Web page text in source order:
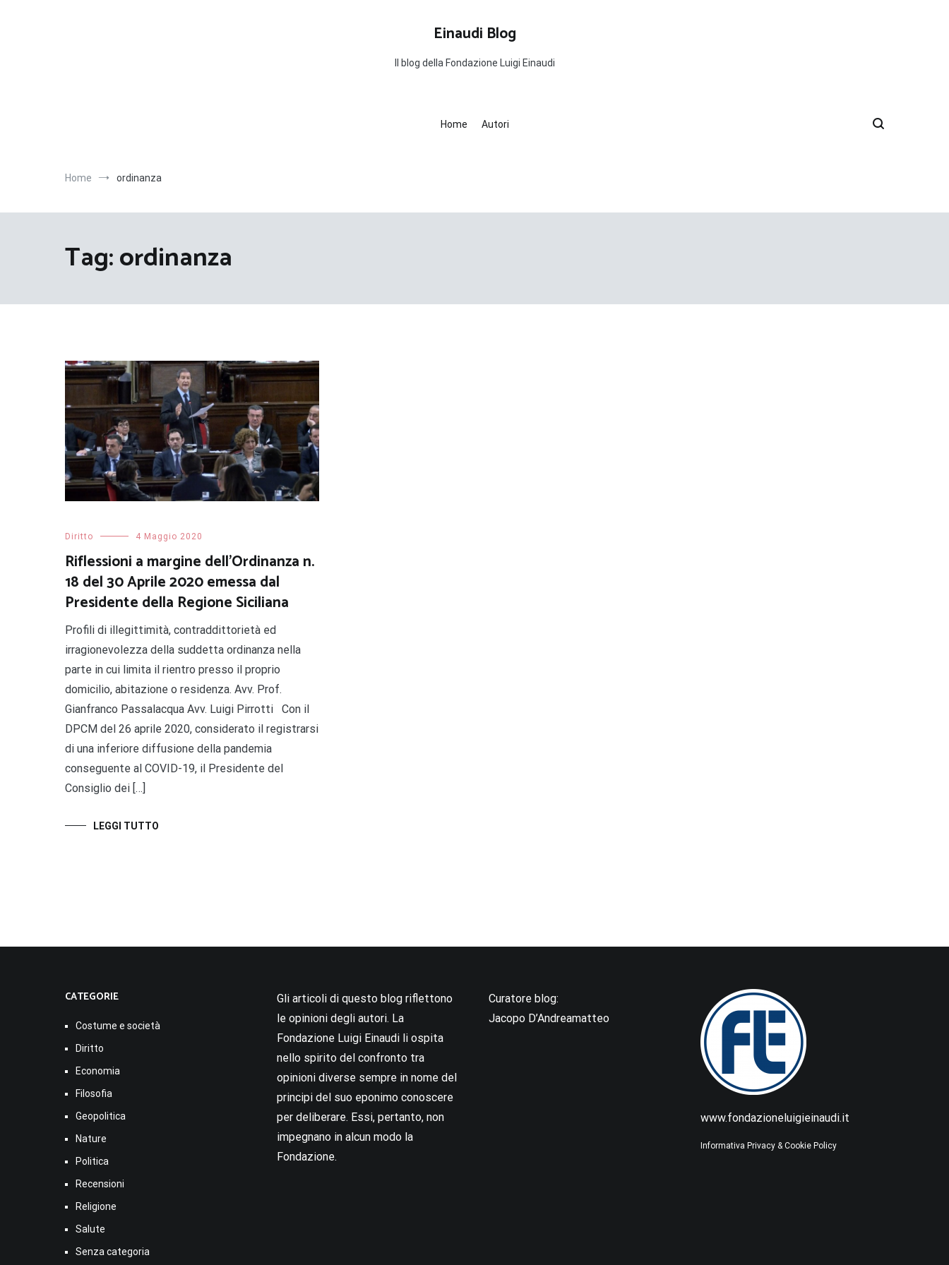
Einaudi Blog
Il blog della Fondazione Luigi Einaudi
Home Autori
Home ordinanza
Tag:ordinanza
Diritto 4 Maggio 2020
Riflessioni a margine dell’Ordinanza n.
18 del 30 Aprile 2020 emessa dal
Presidente della Regione Siciliana
Profili di illegittimità, contraddittorietà ed
irragionevolezza della suddetta ordinanza nella
parte in cui limita il rientro presso il proprio
domicilio, abitazione o residenza. Avv. Prof.
Gianfranco Passalacqua Avv. Luigi Pirrotti Con il
DPCM del 26 aprile 2020, considerato il registrarsi
di una inferiore diffusione della pandemia
conseguente al COVID-19, il Presidente del
Consiglio dei […]
LEGGI TUTTO
CATEGORIE
Costume e società
Diritto
Economia
Filosofia
Geopolitica
Nature
Politica
Recensioni
Religione
Salute
Senza categoria
Gli articoli di questo blog riflettono
le opinioni degli autori. La
Fondazione Luigi Einaudi li ospita
nello spirito del confronto tra
opinioni diverse sempre in nome del
principi del suo eponimo conoscere
per deliberare. Essi, pertanto, non
impegnano in alcun modo la
Fondazione.
Curatore blog:
Jacopo D’Andreamatteo
www.fondazioneluigieinaudi.it
Informativa Privacy & Cookie Policy